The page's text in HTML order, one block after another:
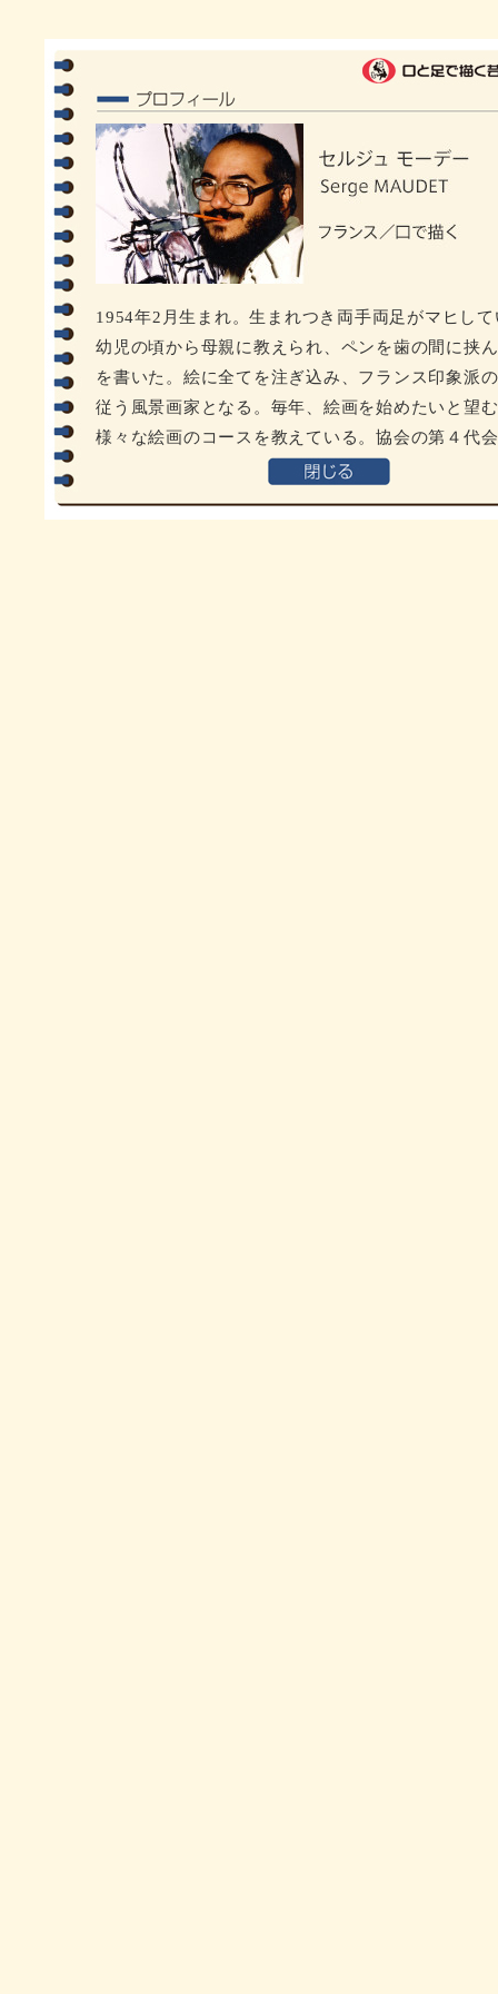
1954年2月生まれ。生まれつき両手両足がマヒし
幼児の頃から母親に教えられ、ペンを歯の間に挟
を書いた。絵に全てを注ぎ込み、フランス印象派
従う風景画家となる。毎年、絵画を始めたいと望
様々な絵画のコースを教えている。協会の第４代